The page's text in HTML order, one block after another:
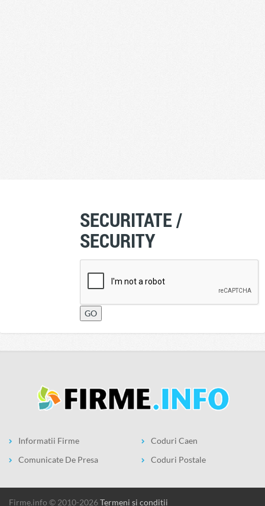
SECURITATE /
SECURITY
Informatii Firme
Comunicate De Presa
Coduri Caen
Coduri Postale
firme.info © 2010-2026Termeni si conditii